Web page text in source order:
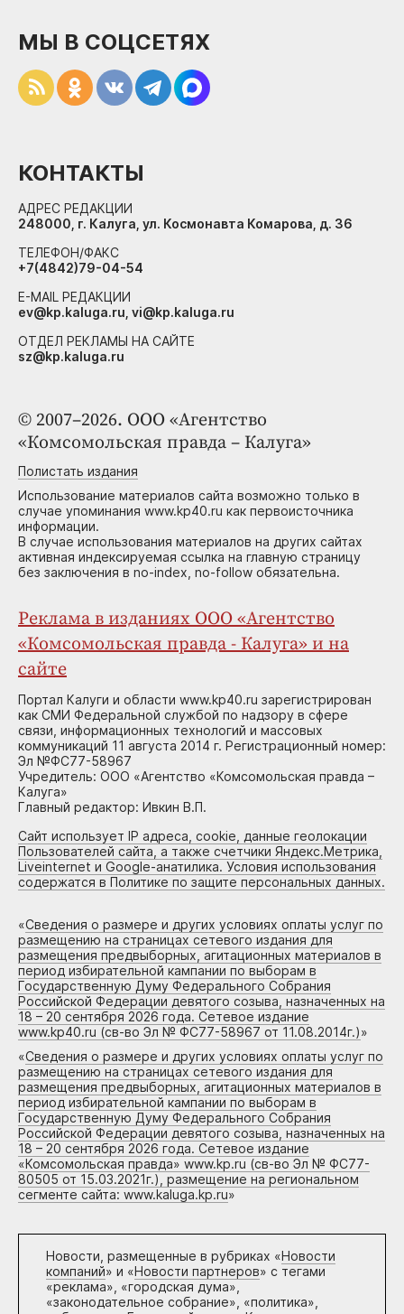
© 2007–2026. ООО «Агентство
«Комсомольская правда – Калуга»
Полистать издания
Использование материалов сайта возможно только в
случае упоминания www.kp40.ru как первоисточника
информации.
В случае использования материалов на других сайтах
активная индексируемая ссылка на главную страницу
без заключения в no-index, no-follow обязательна.
Реклама в изданиях ООО «Агентство
«Комсомольская правда - Калуга» и на
сайте
Портал Калуги и области www.kp40.ru зарегистрирован
как СМИ Федеральной службой по надзору в сфере
связи, информационных технологий и массовых
коммуникаций 11 августа 2014 г. Регистрационный номер:
Эл №ФС77-58967
Учредитель: ООО «Агентство «Комсомольская правда –
Калуга»
Главный редактор: Ивкин В.П.
Сайт использует IP адреса, cookie, данные геолокации
Пользователей сайта, а также счетчики Яндекс.Метрика,
Liveinternet и Google-анатилика. Условия использования
содержатся в Политике по защите персональных данных.
«Сведения о размере и других условиях оплаты услуг по
размещению на страницах сетевого издания для
размещения предвыборных, агитационных материалов в
период избирательной кампании по выборам в
Государственную Думу Федерального Собрания
Российской Федерации девятого созыва, назначенных на
18 – 20 сентября 2026 года. Сетевое издание
www.kp40.ru (св-во Эл № ФС77-58967 от 11.08.2014г.)»
«Сведения о размере и других условиях оплаты услуг по
размещению на страницах сетевого издания для
размещения предвыборных, агитационных материалов в
период избирательной кампании по выборам в
Государственную Думу Федерального Собрания
Российской Федерации девятого созыва, назначенных на
18 – 20 сентября 2026 года. Сетевое издание
«Комсомольская правда» www.kp.ru (св-во Эл № ФС77-
80505 от 15.03.2021г.), размещение на региональном
сегменте сайта: www.kaluga.kp.ru»
Новости, размещенные в рубриках «Новости
компаний» и «Новости партнеров» с тегами
«реклама», «городская дума»,
«законодательное собрание», «политика»,
МЫ В СОЦСЕТЯХ
КОНТАКТЫ
АДРЕС РЕДАКЦИИ
248000, г. Калуга, ул. Космонавта Комарова, д. 36
ТЕЛЕФОН/ФАКС
+7(4842)79-04-54
E-MAIL РЕДАКЦИИ
ev@kp.kaluga.ru, vi@kp.kaluga.ru
ОТДЕЛ РЕКЛАМЫ НА САЙТЕ
sz@kp.kaluga.ru